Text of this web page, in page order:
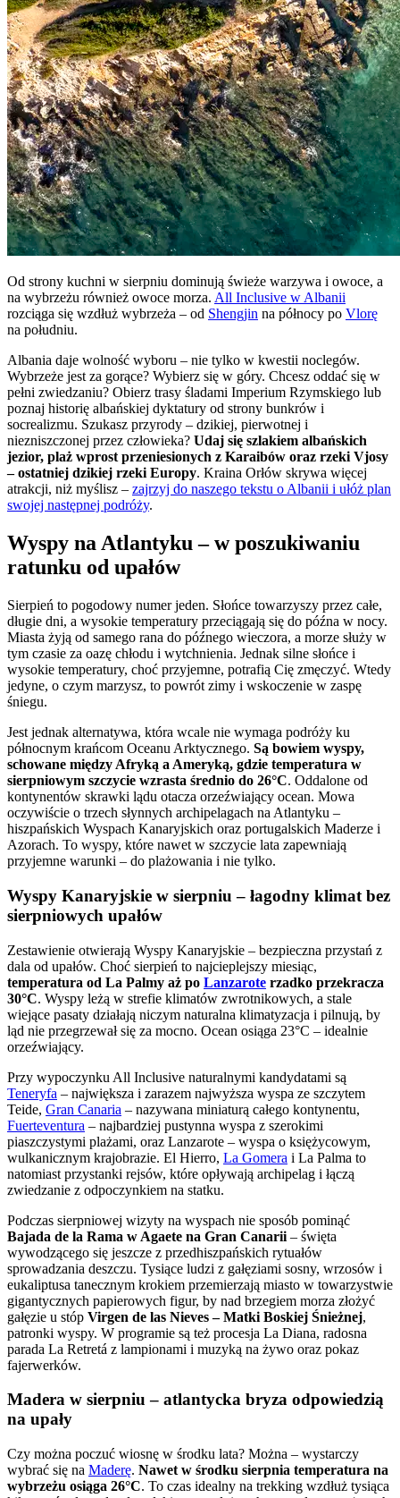
Od strony kuchni w sierpniu dominują świeże warzywa i owoce, a
na wybrzeżu również owoce morza. All Inclusive w Albanii
rozciąga się wzdłuż wybrzeża – od Shengjin na północy po Vlorę
na południu.
Albania daje wolność wyboru – nie tylko w kwestii noclegów.
Wybrzeże jest za gorące? Wybierz się w góry. Chcesz oddać się w
pełni zwiedzaniu? Obierz trasy śladami Imperium Rzymskiego lub
poznaj historię albańskiej dyktatury od strony bunkrów i
socrealizmu. Szukasz przyrody – dzikiej, pierwotnej i
niezniszczonej przez człowieka? Udaj się szlakiem albańskich
jezior, plaż wprost przeniesionych z Karaibów oraz rzeki Vjosy
– ostatniej dzikiej rzeki Europy. Kraina Orłów skrywa więcej
atrakcji, niż myślisz – zajrzyj do naszego tekstu o Albanii i ułóż plan
swojej następnej podróży.
Wyspy na Atlantyku – w poszukiwaniu
ratunku od upałów
Sierpień to pogodowy numer jeden. Słońce towarzyszy przez całe,
długie dni, a wysokie temperatury przeciągają się do późna w nocy.
Miasta żyją od samego rana do późnego wieczora, a morze służy w
tym czasie za oazę chłodu i wytchnienia. Jednak silne słońce i
wysokie temperatury, choć przyjemne, potrafią Cię zmęczyć. Wtedy
jedyne, o czym marzysz, to powrót zimy i wskoczenie w zaspę
śniegu.
Jest jednak alternatywa, która wcale nie wymaga podróży ku
północnym krańcom Oceanu Arktycznego. Są bowiem wyspy,
schowane między Afryką a Ameryką, gdzie temperatura w
sierpniowym szczycie wzrasta średnio do 26°C. Oddalone od
kontynentów skrawki lądu otacza orzeźwiający ocean. Mowa
oczywiście o trzech słynnych archipelagach na Atlantyku –
hiszpańskich Wyspach Kanaryjskich oraz portugalskich Maderze i
Azorach. To wyspy, które nawet w szczycie lata zapewniają
przyjemne warunki – do plażowania i nie tylko.
Wyspy Kanaryjskie w sierpniu – łagodny klimat bez
sierpniowych upałów
Zestawienie otwierają Wyspy Kanaryjskie – bezpieczna przystań z
dala od upałów. Choć sierpień to najcieplejszy miesiąc,
temperatura od La Palmy aż po Lanzarote rzadko przekracza
30°C. Wyspy leżą w strefie klimatów zwrotnikowych, a stale
wiejące pasaty działają niczym naturalna klimatyzacja i pilnują, by
ląd nie przegrzewał się za mocno. Ocean osiąga 23°C – idealnie
orzeźwiający.
Przy wypoczynku All Inclusive naturalnymi kandydatami są
Teneryfa – największa i zarazem najwyższa wyspa ze szczytem
Teide, Gran Canaria – nazywana miniaturą całego kontynentu,
Fuerteventura – najbardziej pustynna wyspa z szerokimi
piaszczystymi plażami, oraz Lanzarote – wyspa o księżycowym,
wulkanicznym krajobrazie. El Hierro, La Gomera i La Palma to
natomiast przystanki rejsów, które opływają archipelag i łączą
zwiedzanie z odpoczynkiem na statku.
Podczas sierpniowej wizyty na wyspach nie sposób pominąć
Bajada de la Rama w Agaete na Gran Canarii – święta
wywodzącego się jeszcze z przedhiszpańskich rytuałów
sprowadzania deszczu. Tysiące ludzi z gałęziami sosny, wrzosów i
eukaliptusa tanecznym krokiem przemierzają miasto w towarzystwie
gigantycznych papierowych figur, by nad brzegiem morza złożyć
gałęzie u stóp Virgen de las Nieves – Matki Boskiej Śnieżnej,
patronki wyspy. W programie są też procesja La Diana, radosna
parada La Retretá z lampionami i muzyką na żywo oraz pokaz
fajerwerków.
Madera w sierpniu – atlantycka bryza odpowiedzią
na upały
Czy można poczuć wiosnę w środku lata? Można – wystarczy
wybrać się na Maderę. Nawet w środku sierpnia temperatura na
wybrzeżu osiąga 26°C. To czas idealny na trekking wzdłuż tysiąca